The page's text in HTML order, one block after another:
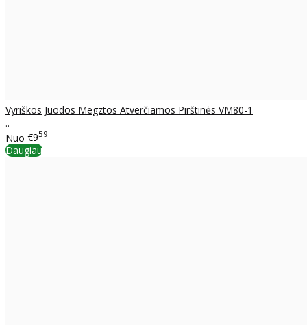
Vyriškos Juodos Megztos Atverčiamos Pirštinės VM80-1
..
Nuo €959
Daugiau